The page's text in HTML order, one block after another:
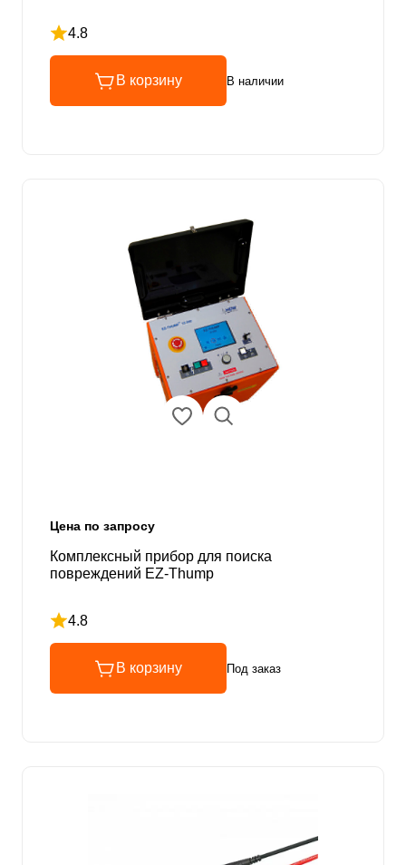
4.8
Рейтинг 4.8 из 5
В корзину В наличии
Цена по запросу
Комплексный прибор для поиска
повреждений EZ-Thump
4.8
Рейтинг 4.8 из 5
В корзину Под заказ